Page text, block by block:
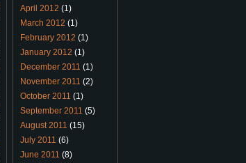
April 2012 (1)
March 2012 (1)
February 2012 (1)
January 2012 (1)
December 2011 (1)
November 2011 (2)
October 2011 (1)
September 2011 (5)
August 2011 (15)
July 2011 (6)
June 2011 (8)